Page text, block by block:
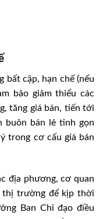
bất cập, hạn chế (nếu
bảo giảm thiểu các
tăng giá bán, tiến tới
buôn bán lẻ tinh gọn
trong cơ cấu giá bán
địa phương, cơ quan
thị trường để kịp thời
Ban Chỉ đạo điều